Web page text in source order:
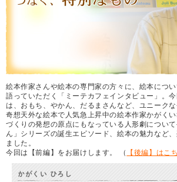
絵本作家さんや絵本の専門家の方々に、絵本につ
語っていただく「ミーテカフェインタビュー」。
は、おもち、やかん、だるまさんなど、ユニーク
奇想天外な絵本で人気急上昇中の絵本作家かがく
づくりの発想の原点にもなっている人形劇につい
ん」シリーズの誕生エピソード、絵本の魅力など
ました。
今回は【前編】をお届けします。 （
【後編】はこ
かがくい ひろし